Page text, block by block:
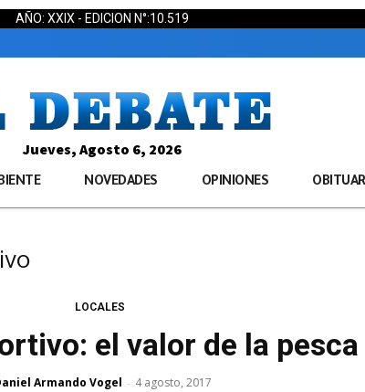
AÑO: XXIX - EDICION N°:10.519
Jueves, Agosto 6, 2026
NOVEDADES OPINIONES
LOCALES
el valor de la
Armando Vogel - 4 agosto, 2017